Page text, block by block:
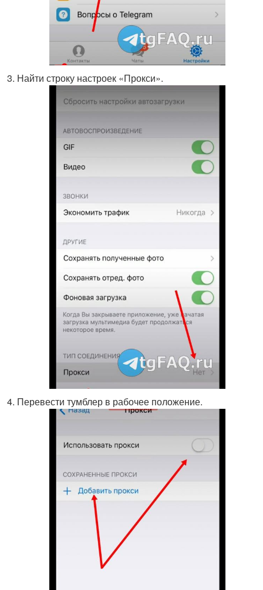
Найти строку настроек «Прокси».
Перевести тумблер в рабочее положение.